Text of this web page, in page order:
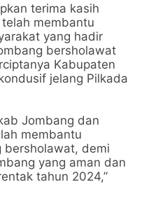
terima kasih
membantu
yang hadir
bersholawat
Kabupaten
jelang Pilkada
Jombang dan
membantu
bersholawat, demi
yang aman dan
tahun 2024,”